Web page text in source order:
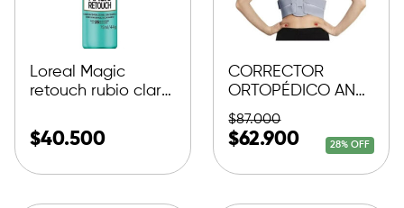
Loreal Magic
retouch rubio claro
$40.500
CORRECTOR
ORTOPÉDICO ANTI
JOROBA
$87.000
$62.900 28% OFF